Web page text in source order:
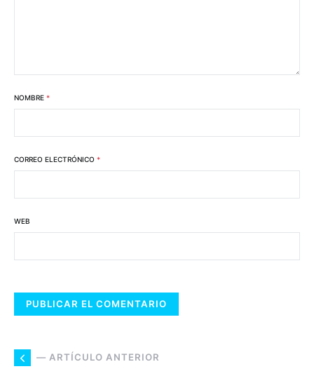
NOMBRE *
CORREO ELECTRÓNICO *
WEB
— ARTÍCULO ANTERIOR